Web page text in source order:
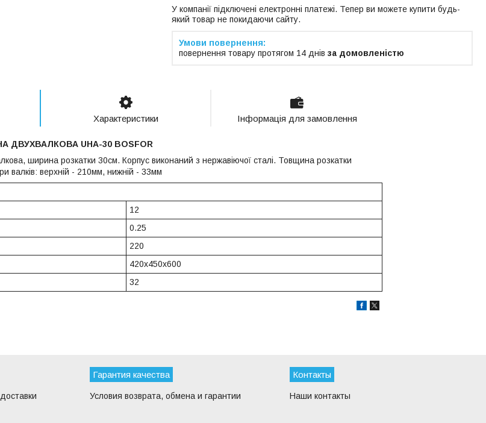
У компанії підключені електронні платежі. Тепер ви можете купити будь-
який товар не покидаючи сайту.
повернення товару протягом 14 днів за домовленістю
Характеристики Інформація для замовлення
ДВУХВАЛКОВА UHA-30 BOSFOR
ширина розкатки 30см. Корпус виконаний з нержавіючої сталі. Товщина розкатки
валків: верхній - 210мм, нижній - 33мм
12
0.25
220
420x450x600
32
Гарантия качества
Условия возврата, обмена и гарантии
Контакты
Наши контакты